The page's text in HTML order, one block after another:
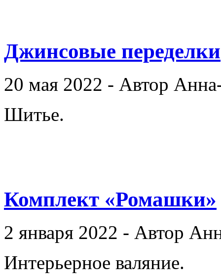
Джинсовые переделки
20 мая 2022 - Автор
Шитье.
Комплект «Ромашки»
2 января 2022 - Автор
Интерьерное валяние.